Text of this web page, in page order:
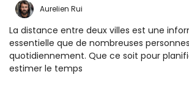
Aurelien Rui
La distance entre deux villes est une
essentielle que de nombreuses
quotidiennement. Que ce soit pour
estimer le temps